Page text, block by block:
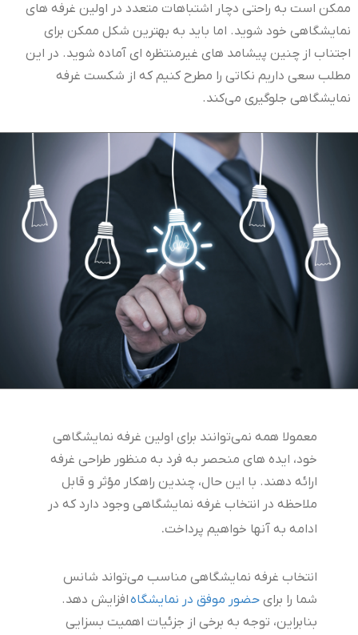
ممکن است به راحتی دچار اشتباهات متعدد در اولین غرفه های
نمایشگاهی خود شوید. اما باید به بهترین شکل ممکن برای
اجتناب از چنین پیشامد های غیرمنتظره ای آماده شوید. در این
مطلب سعی داریم نکاتی را مطرح کنیم که از شکست غرفه
نمایشگاهی جلوگیری می‌کند.
معمولا همه نمی‌توانند برای اولین غرفه نمایشگاهی
خود، ایده های منحصر به فرد به منظور طراحی غرفه
ارائه دهند. با این حال، چندین راهکار مؤثر و قابل
ملاحظه در انتخاب غرفه نمایشگاهی وجود دارد که در
ادامه به آنها خواهیم پرداخت.
انتخاب غرفه نمایشگاهی مناسب می‌تواند شانس
شما را برای حضور موفق در نمایشگاهافزایش دهد.
بنابراین، توجه به برخی از جزئیات اهمیت بسزایی